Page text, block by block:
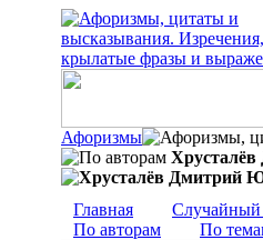
Афоризмы
Главная Случайный
По авторам
По